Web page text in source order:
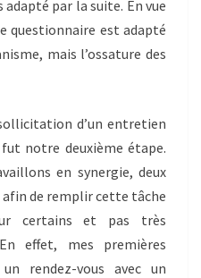
par la suite. En vue
questionnaire est adapté
mais l’ossature des
d’un entretien
notre deuxième étape.
en synergie, deux
de remplir cette tâche
certains et pas très
effet, mes premières
rendez-vous avec un